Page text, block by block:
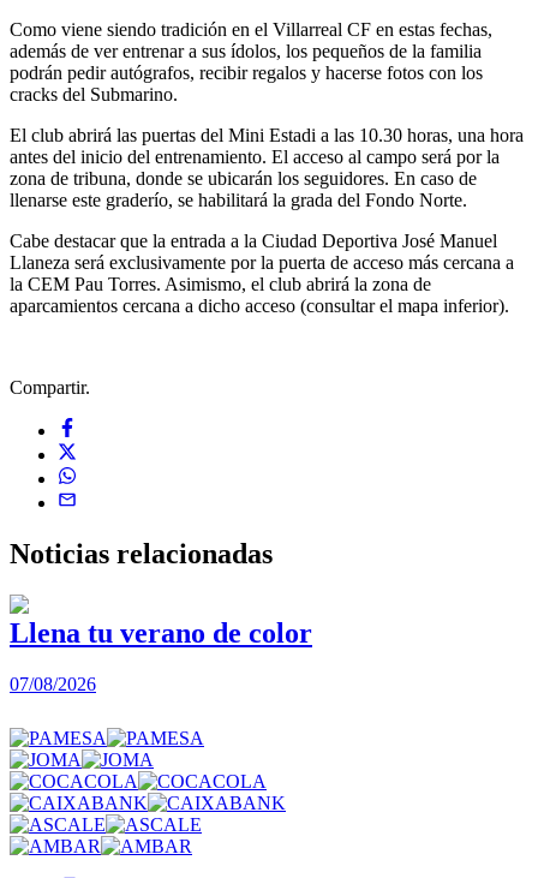
Como viene siendo tradición en el Villarreal CF en estas fechas,
además de ver entrenar a sus ídolos, los pequeños de la familia
podrán pedir autógrafos, recibir regalos y hacerse fotos con los
cracks del Submarino.
El club abrirá las puertas del Mini Estadi a las 10.30 horas, una hora
antes del inicio del entrenamiento. El acceso al campo será por la
zona de tribuna, donde se ubicarán los seguidores. En caso de
llenarse este graderío, se habilitará la grada del Fondo Norte.
Cabe destacar que la entrada a la Ciudad Deportiva José Manuel
Llaneza será exclusivamente por la puerta de acceso más cercana a
la CEM Pau Torres. Asimismo, el club abrirá la zona de
aparcamientos cercana a dicho acceso (consultar el mapa inferior).
Compartir.
Noticias relacionadas
Llena tu verano de color
07/08/2026